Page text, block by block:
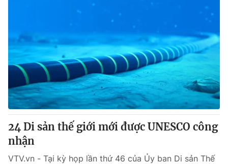
24 Di sản thế giới mới được UNESCO công
nhận
VTV.vn - Tại kỳ họp lần thứ 46 của Ủy ban Di sản Thế